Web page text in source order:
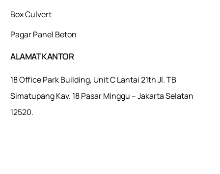
Box Culvert
Pagar Panel Beton
ALAMAT KANTOR
18 Office Park Building, Unit C Lantai 21th Jl. TB
Simatupang Kav. 18 Pasar Minggu – Jakarta Selatan
12520.